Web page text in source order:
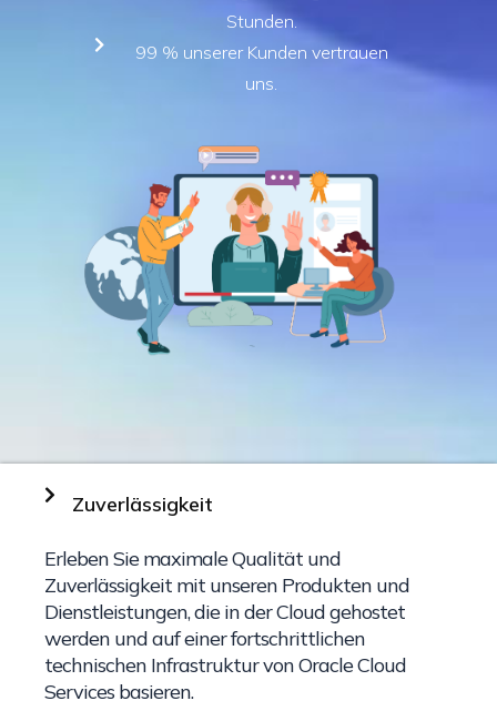
Stunden​.​
99 % unserer Kunden vertrauen
uns.​​
Zuverlässigkeit
Erleben Sie maximale Qualität und
Zuverlässigkeit mit unseren Produkten und
Dienstleistungen, die in der Cloud gehostet
werden und auf einer fortschrittlichen
technischen Infrastruktur von Oracle Cloud
Services basieren.